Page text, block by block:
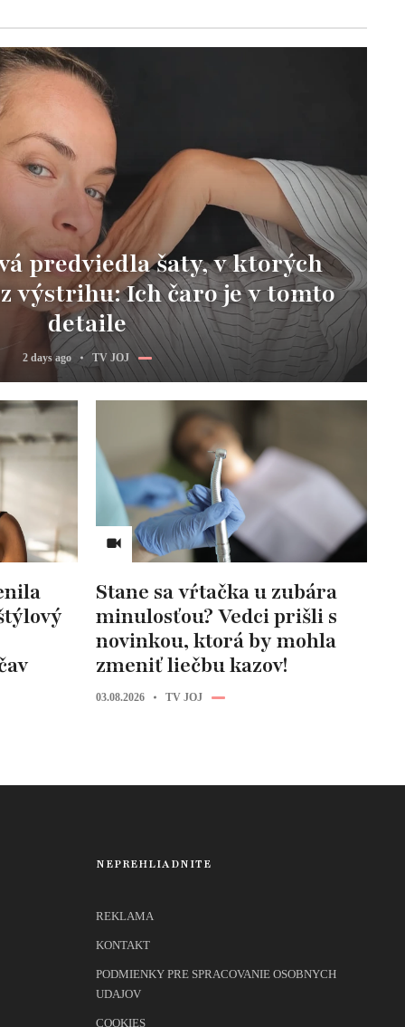
predviedla šaty, v ktorých
výstrihu: Ich čaro je v tomto
detaile
2 days ago TV JOJ
Stane sa vŕtačka u zubára
minulosťou? Vedci prišli s
novinkou, ktorá by mohla
zmeniť liečbu kazov!
03.08.2026 TV JOJ
NEPREHLIADNITE
REKLAMA
KONTAKT
PODMIENKY PRE SPRACOVANIE OSOBNYCH
UDAJOV
COOKIES